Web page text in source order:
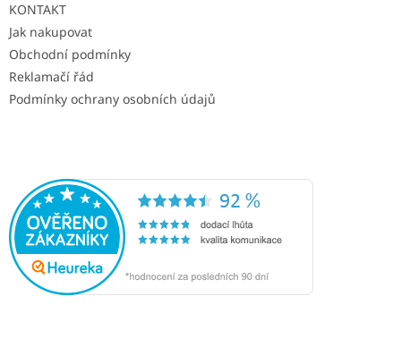
KONTAKT
Jak nakupovat
Obchodní podmínky
Reklamačí řád
Podmínky ochrany osobních údajů